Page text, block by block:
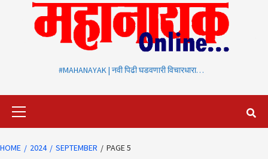
#MAHANAYAK | नवी पिढी घडवणारी विचारधारा…
HOME 2024 SEPTEMBER PAGE 5